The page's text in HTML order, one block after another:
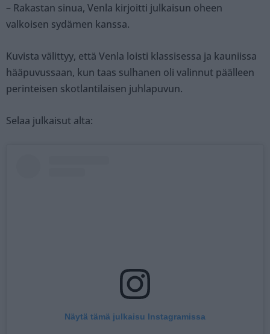
– Rakastan sinua, Venla kirjoitti julkaisun oheen
valkoisen sydämen kanssa.
Kuvista välittyy, että Venla loisti klassisessa ja kauniissa
hääpuvussaan, kun taas sulhanen oli valinnut päälleen
perinteisen skotlantilaisen juhlapuvun.
Selaa julkaisut alta:
Näytä tämä julkaisu Instagramissa